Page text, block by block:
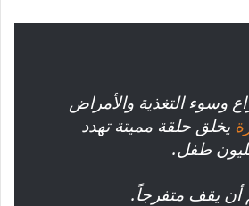
وسوء التغذية والأمراض
يخلق حلقة مميتة تهدد
أن يقف متفرجاً.